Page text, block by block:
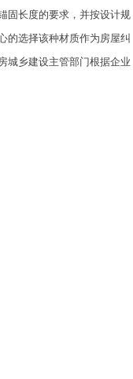
固长度的要求，并按设计规
的选择该种材质作为房屋纠
城乡建设主管部门根据企业